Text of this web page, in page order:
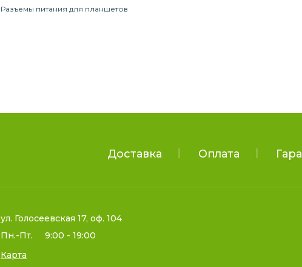
Разъемы питания для планшетов
Доставка Оплата
ул. Голосеевская 17, оф. 104
Пн.-Пт.
9:00 - 19:00
Карта